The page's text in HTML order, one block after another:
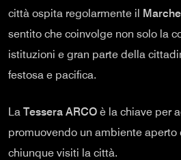
città ospita regolarmente il
sentito che coinvolge non solo la
istituzioni e gran parte della
festosa e pacifica.
La Tessera ARCO è la chiave per
promuovendo un ambiente aperto
chiunque visiti la città.